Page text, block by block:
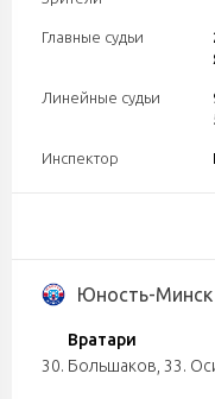
Главные судьи
Линейные судьи
Инспектор
Юность-Минск
Вратари
30. Большаков 33.